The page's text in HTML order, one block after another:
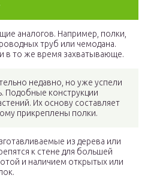
аналогов. Например, полки,
труб или чемодана.
в то же время захватывающе.
недавно, но уже успели
Подобные конструкции
Их основу составляет
прикреплены полки.
из дерева или
к стене для большей
и наличием открытых или